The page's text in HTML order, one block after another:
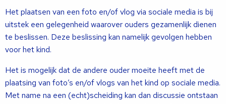
Het plaatsen van een foto en/of vlog via sociale media is bij
uitstek een gelegenheid waarover ouders gezamenlijk dienen
te beslissen. Deze beslissing kan namelijk gevolgen hebben
voor het kind.
Het is mogelijk dat de andere ouder moeite heeft met de
plaatsing van foto’s en/of vlogs van het kind op sociale media.
Met name na een (echt)scheiding kan dan discussie ontstaan